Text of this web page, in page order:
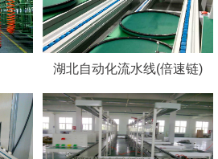
湖北自动化流水线(倍速链)